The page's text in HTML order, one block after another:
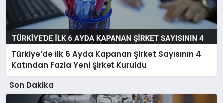
Türkiye’de İlk 6 Ayda Kapanan Şirket Sayısının 4
Katından Fazla Yeni Şirket Kuruldu
Son Dakika